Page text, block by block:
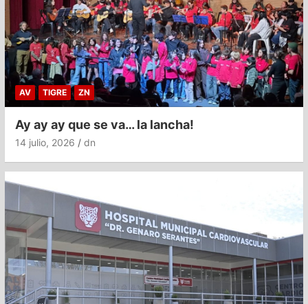
AV TIGRE ZN
Ay ay ay que se va… la lancha!
14 julio, 2026 dn